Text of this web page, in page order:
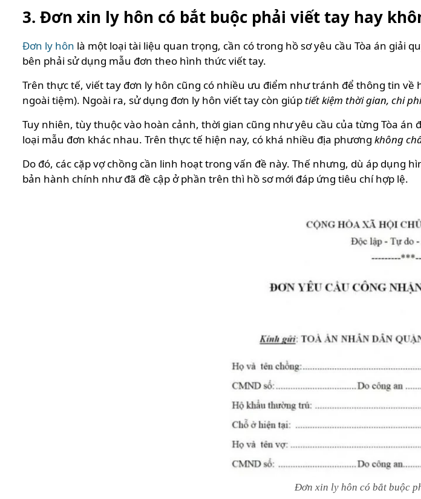
3. Đơn xin ly hôn có bắt buộc phải viết tay hay
Đơn ly hôn là một loại tài liệu quan trọng, cần có trong hồ sơ yêu cầu Tòa án giải
bên phải sử dụng mẫu đơn theo hình thức viết tay.
Trên thực tế, viết tay đơn ly hôn cũng có nhiều ưu điểm như tránh để thông tin
ngoài tiệm). Ngoài ra, sử dụng đơn ly hôn viết tay còn giúp tiết kiệm thời gian, chi phí
Tuy nhiên, tùy thuộc vào hoàn cảnh, thời gian cũng như yêu cầu của từng Tòa
loại mẫu đơn khác nhau. Trên thực tế hiện nay, có khá nhiều địa phương không
Do đó, các cặp vợ chồng cần linh hoạt trong vấn đề này. Thế nhưng, dù áp
bản hành chính như đã đề cập ở phần trên thì hồ sơ mới đáp ứng tiêu chí hợp lệ.
Đơn xin ly hôn có bắt buộc